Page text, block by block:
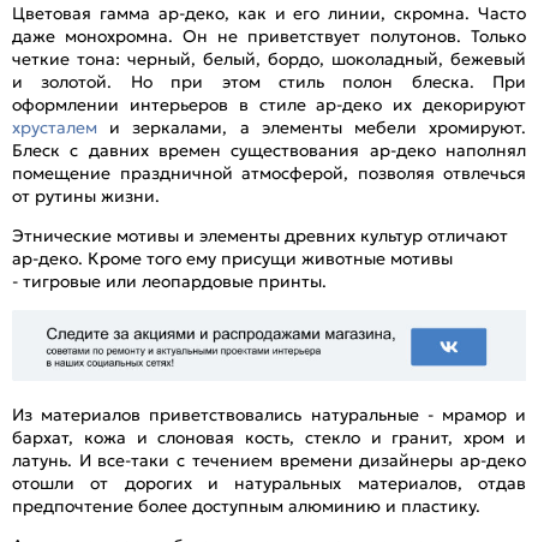
Цветовая гамма ар-деко, как и его линии, скромна. Часто
даже монохромна. Он не приветствует полутонов. Только
четкие тона: черный, белый, бордо, шоколадный, бежевый
и золотой. Но при этом стиль полон блеска. При
оформлении интерьеров в стиле ар-деко их декорируют
хрусталем и зеркалами, а элементы мебели хромируют.
Блеск с давних времен существования ар-деко наполнял
помещение праздничной атмосферой, позволяя отвлечься
от рутины жизни.
Этнические мотивы и элементы древних культур отличают
ар-деко. Кроме того ему присущи животные мотивы
- тигровые или леопардовые принты.
Из материалов приветствовались натуральные - мрамор и
бархат, кожа и слоновая кость, стекло и гранит, хром и
латунь. И все-таки с течением времени дизайнеры ар-деко
отошли от дорогих и натуральных материалов, отдав
предпочтение более доступным алюминию и пластику.